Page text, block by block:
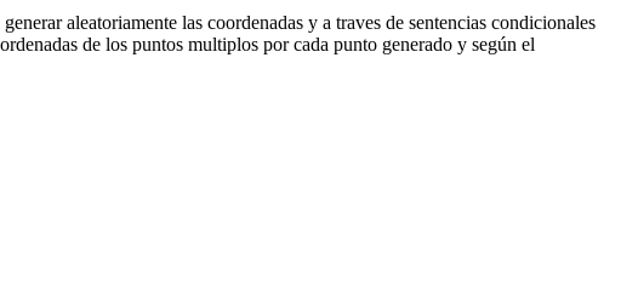
aleatoriamente las coordenadas y a traves de sentencias condicionales
de los puntos multiplos por cada punto generado y según el